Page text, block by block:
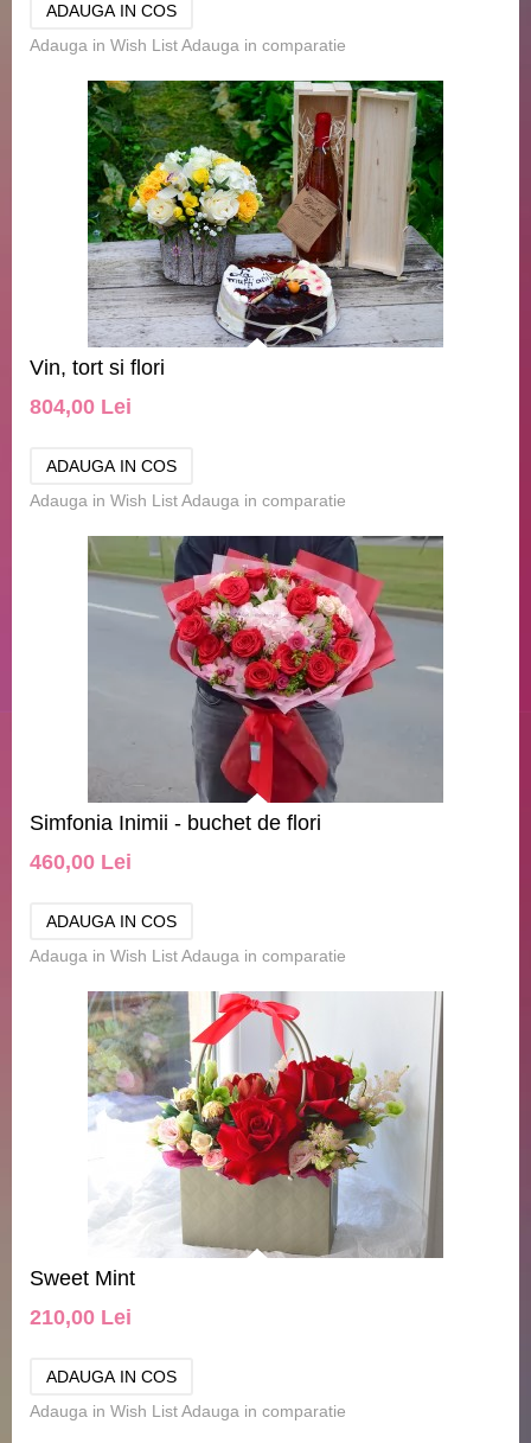
Adauga in Wish ListAdauga in comparatie
Vin, tort si flori
804,00 Lei
Adauga in Wish ListAdauga in comparatie
Simfonia Inimii - buchet de flori
460,00 Lei
Adauga in Wish ListAdauga in comparatie
Sweet Mint
210,00 Lei
Adauga in Wish ListAdauga in comparatie